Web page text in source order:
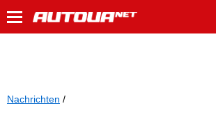
Nachrichten /